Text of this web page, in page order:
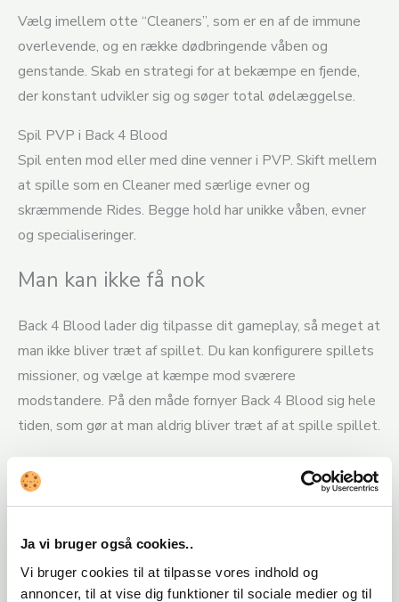
Ja vi bruger også cookies..
Vi bruger cookies til at tilpasse vores indhold og
annoncer, til at vise dig funktioner til sociale medier og til
Vælg imellem otte “Cleaners”, som er en af de immune
overlevende, og en række dødbringende våben og
genstande. Skab en strategi for at bekæmpe en fjende,
der konstant udvikler sig og søger total ødelæggelse.
Spil PVP i Back 4 Blood
Spil enten mod eller med dine venner i PVP. Skift mellem
at spille som en Cleaner med særlige evner og
skræmmende Rides. Begge hold har unikke våben, evner
og specialiseringer.
Man kan ikke få nok
Back 4 Blood lader dig tilpasse dit gameplay, så meget at
man ikke bliver træt af spillet. Du kan konfigurere spillets
missioner, og vælge at kæmpe mod sværere
modstandere. På den måde fornyer Back 4 Blood sig hele
tiden, som gør at man aldrig bliver træt af at spille spillet.
Vigtige detaljer & Minimumskrav
skal indløse på Steam. Dette kan gøres på et par
minutter, og så er du klar til at installere og spille dit helt
nye spil. Lettere kan det næsten ikke blive!